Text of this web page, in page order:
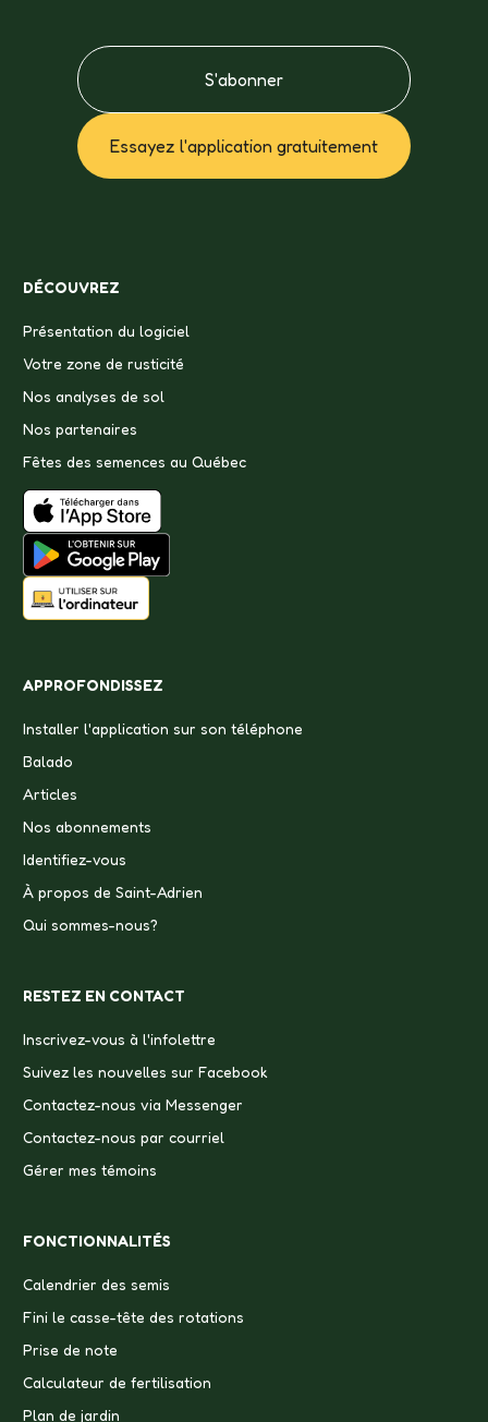
S'abonner
Essayez l'application gratuitement
DÉCOUVREZ
Présentation du logiciel
Votre zone de rusticité
Nos analyses de sol
Nos partenaires
Fêtes des semences au Québec
APPROFONDISSEZ
Installer l'application sur son téléphone
Balado
Articles
Nos abonnements
Identifiez-vous
À propos de Saint-Adrien
Qui sommes-nous?
RESTEZ EN CONTACT
Inscrivez-vous à l'infolettre
Suivez les nouvelles sur Facebook
Contactez-nous via Messenger
Contactez-nous par courriel
Gérer mes témoins
FONCTIONNALITÉS
Calendrier des semis
Fini le casse-tête des rotations
Prise de note
Calculateur de fertilisation
Plan de jardin